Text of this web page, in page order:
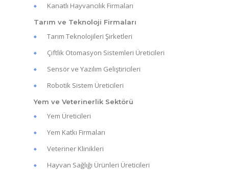
Kanatlı Hayvancılık Firmaları
Tarım ve Teknoloji Firmaları
Tarım Teknolojileri Şirketleri
Çiftlik Otomasyon Sistemleri Üreticileri
Sensör ve Yazılım Geliştiricileri
Robotik Sistem Üreticileri
Yem ve Veterinerlik Sektörü
Yem Üreticileri
Yem Katkı Firmaları
Veteriner Klinikleri
Hayvan Sağlığı Ürünleri Üreticileri